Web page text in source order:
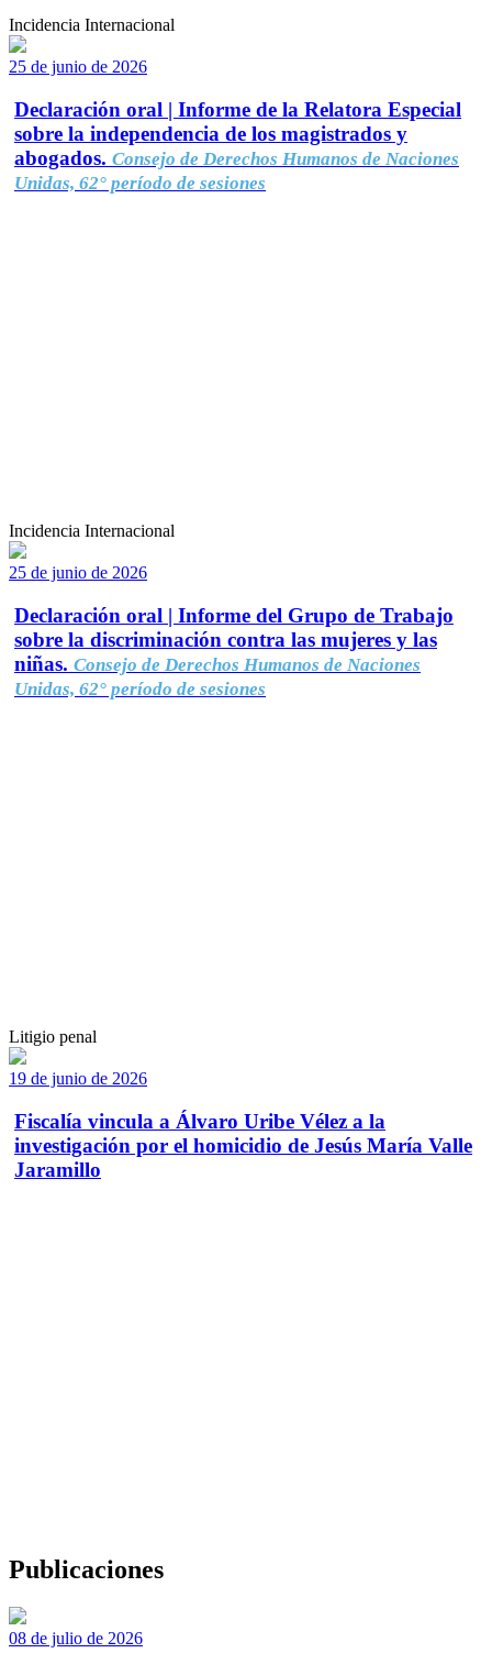
Incidencia Internacional
25 de junio de 2026
Declaración oral | Informe de la Relatora Especial
sobre la independencia de los magistrados y
abogados. Consejo de Derechos Humanos de Naciones
Unidas, 62° período de sesiones
Incidencia Internacional
25 de junio de 2026
Declaración oral | Informe del Grupo de Trabajo
sobre la discriminación contra las mujeres y las
niñas. Consejo de Derechos Humanos de Naciones
Unidas, 62° período de sesiones
Litigio penal
19 de junio de 2026
Fiscalía vincula a Álvaro Uribe Vélez a la
investigación por el homicidio de Jesús María Valle
Jaramillo
Publicaciones
08 de julio de 2026